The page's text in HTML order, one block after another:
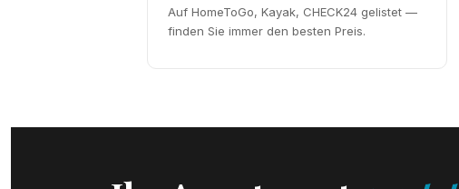
Auf HomeToGo, Kayak, CHECK24 gelistet —
finden Sie immer den besten Preis.